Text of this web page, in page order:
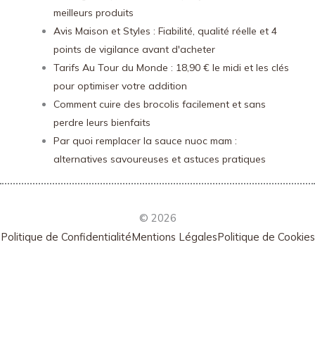
meilleurs produits
Avis Maison et Styles : Fiabilité, qualité réelle et 4
points de vigilance avant d'acheter
Tarifs Au Tour du Monde : 18,90 € le midi et les clés
pour optimiser votre addition
Comment cuire des brocolis facilement et sans
perdre leurs bienfaits
Par quoi remplacer la sauce nuoc mam :
alternatives savoureuses et astuces pratiques
© 2026
Politique de ConfidentialitéMentions LégalesPolitique de Cookies